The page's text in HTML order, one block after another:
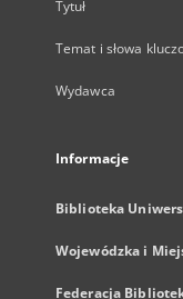
Tytuł
Temat i słowa
Wydawca
Informacje
Biblioteka
Wojewódzka i
Federacja